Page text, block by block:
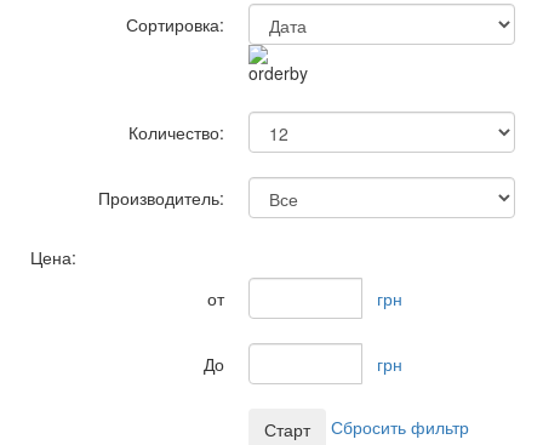
Сортировка:
Количество:
Производитель:
Цена:
от
грн
До грн
Сбросить фильтр